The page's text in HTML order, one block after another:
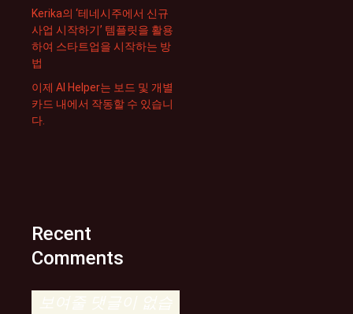
Kerika의 ‘테네시주에서 신규
사업 시작하기’ 템플릿을 활용
하여 스타트업을 시작하는 방
법
이제 AI Helper는 보드 및 개별
카드 내에서 작동할 수 있습니
다.
Recent
Comments
보여줄 댓글이 없습